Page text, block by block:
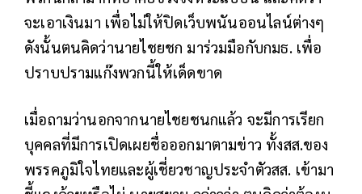
จะเอาเงินมา เพื่อไม่ให้ปิดเว็บพนันออนไลน์ต่างๆ
ดังนั้นตนคิดว่านายไชยชก มาร่วมมือกับกมธ. เพื่อ
ปราบปรามแก๊งพวกนี้ให้เด็ดขาด
เมื่อถามว่านอกจากนายไชยชนกแล้ว จะมีการเรียก
บุคคลที่มีการเปิดเผยชื่อออกมาตามข่าว ทั้งสส.ของ
พรรคภูมิใจไทยและผู้เชี่ยวชาญประจำตัวสส. เข้ามา